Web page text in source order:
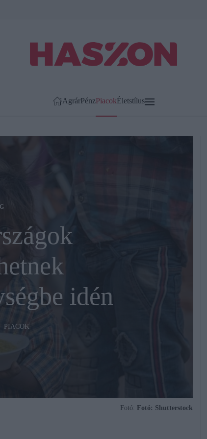
AgrárPénzPiacokÉletstílus
idén
PIACOK
Fotó: Fotó: Shutterstock